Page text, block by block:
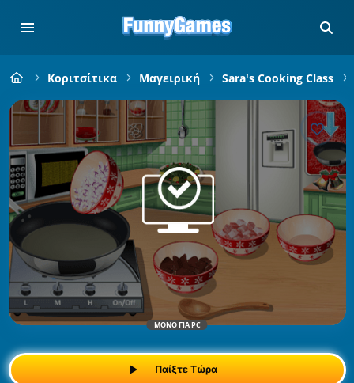
Κοριτσίτικα Μαγειρική Sara's Cooking Class
ΜΌΝΟ ΓΙΑ PC
Παίξτε Τώρα